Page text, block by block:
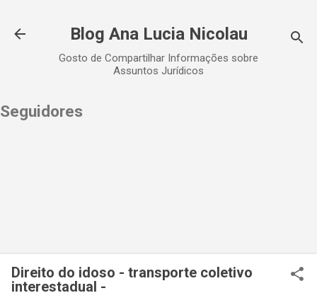
Blog Ana Lucia Nicolau
Gosto de Compartilhar Informações sobre
Assuntos Jurídicos
Seguidores
Direito do idoso - transporte coletivo
interestadual -